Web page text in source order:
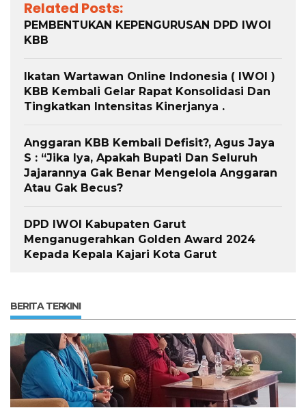
Related Posts:
PEMBENTUKAN KEPENGURUSAN DPD IWOI
KBB
Ikatan Wartawan Online Indonesia ( IWOI )
KBB Kembali Gelar Rapat Konsolidasi Dan
Tingkatkan Intensitas Kinerjanya .
Anggaran KBB Kembali Defisit?, Agus Jaya
S : “Jika Iya, Apakah Bupati Dan Seluruh
Jajarannya Gak Benar Mengelola Anggaran
Atau Gak Becus?
DPD IWOI Kabupaten Garut
Menganugerahkan Golden Award 2024
Kepada Kepala Kajari Kota Garut
BERITA TERKINI